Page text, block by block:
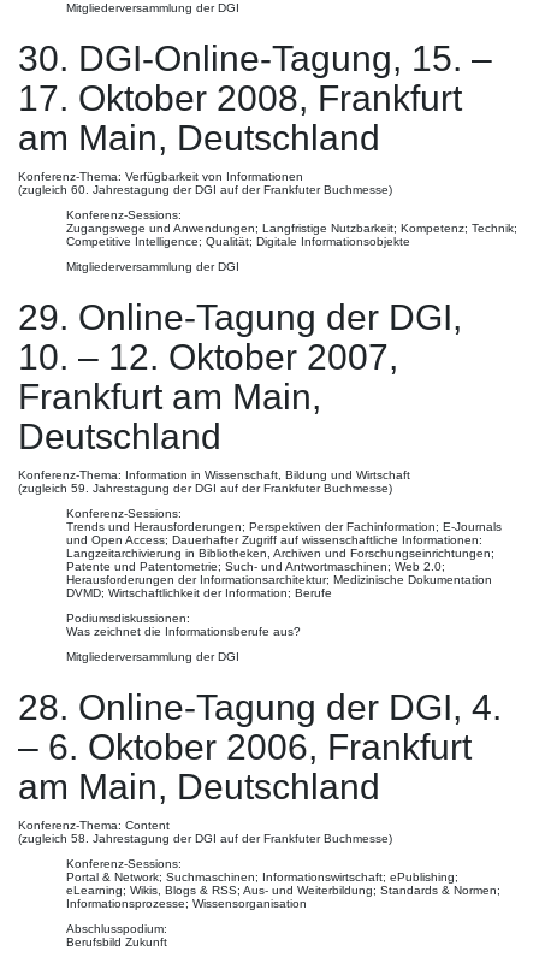
Mitgliederversammlung der DGI
30. DGI-Online-Tagung, 15. –
17. Oktober 2008, Frankfurt
am Main, Deutschland
Konferenz-Thema: Verfügbarkeit von Informationen
(zugleich 60. Jahrestagung der DGI auf der Frankfuter Buchmesse)
Konferenz-Sessions:
Zugangswege und Anwendungen; Langfristige Nutzbarkeit; Kompetenz; Technik;
Competitive Intelligence; Qualität; Digitale Informationsobjekte
Mitgliederversammlung der DGI
29. Online-Tagung der DGI,
10. – 12. Oktober 2007,
Frankfurt am Main,
Deutschland
Konferenz-Thema: Information in Wissenschaft, Bildung und Wirtschaft
(zugleich 59. Jahrestagung der DGI auf der Frankfuter Buchmesse)
Konferenz-Sessions:
Trends und Herausforderungen; Perspektiven der Fachinformation; E-Journals
und Open Access; Dauerhafter Zugriff auf wissenschaftliche Informationen:
Langzeitarchivierung in Bibliotheken, Archiven und Forschungseinrichtungen;
Patente und Patentometrie; Such- und Antwortmaschinen; Web 2.0;
Herausforderungen der Informationsarchitektur; Medizinische Dokumentation
DVMD; Wirtschaftlichkeit der Information; Berufe
Podiumsdiskussionen:
Was zeichnet die Informationsberufe aus?
Mitgliederversammlung der DGI
28. Online-Tagung der DGI, 4.
– 6. Oktober 2006, Frankfurt
am Main, Deutschland
Konferenz-Thema: Content
(zugleich 58. Jahrestagung der DGI auf der Frankfuter Buchmesse)
Konferenz-Sessions:
Portal & Network; Suchmaschinen; Informationswirtschaft; ePublishing;
eLearning; Wikis, Blogs & RSS; Aus- und Weiterbildung; Standards & Normen;
Informationsprozesse; Wissensorganisation
Abschlusspodium:
Berufsbild Zukunft